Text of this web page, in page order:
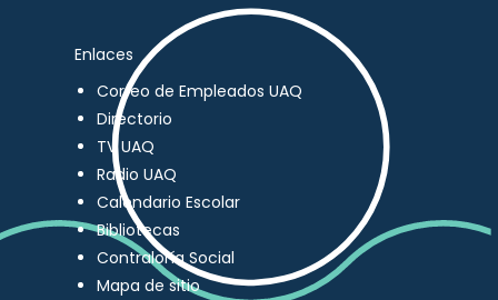
Enlaces
Correo de Empleados UAQ
Directorio
TV UAQ
Radio UAQ
Calendario Escolar
Bibliotecas
Contraloría Social
Mapa de sitio